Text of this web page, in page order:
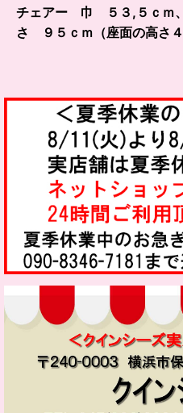
チェアー 巾 ５３,５ｃｍ
さ ９５ｃｍ（座面の高さ４